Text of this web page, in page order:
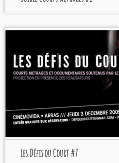
Programmation 2009
Les Défis du Court #7